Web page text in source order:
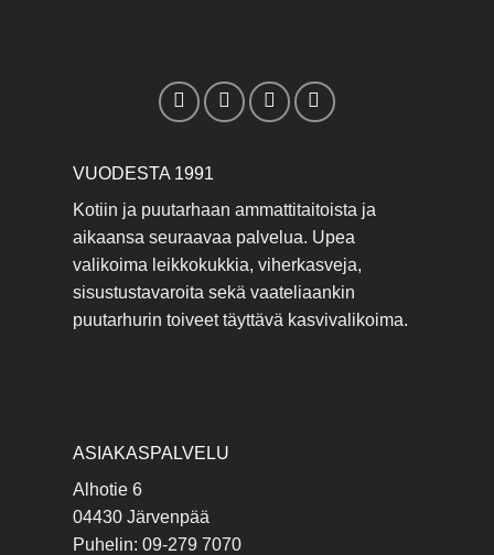
VUODESTA 1991
Kotiin ja puutarhaan ammattitaitoista ja
aikaansa seuraavaa palvelua. Upea
valikoima leikkokukkia, viherkasveja,
sisustustavaroita sekä vaateliaankin
puutarhurin toiveet täyttävä kasvivalikoima.
ASIAKASPALVELU
Alhotie 6
04430 Järvenpää
Puhelin: 09-279 7070